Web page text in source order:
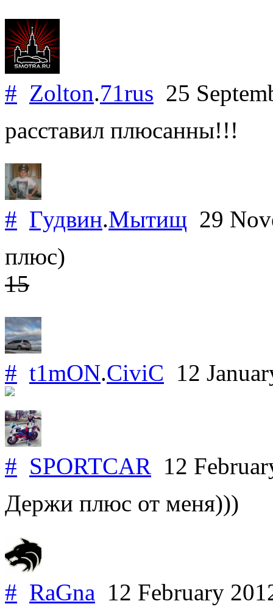
# Zolton.71rus 25
расставил плюсанны!!!
# Гудвин.Мытищ 29
плюс)
15
# t1mON.CiviC 12
# SPORTCAR 12
Держи плюс от меня)))
# RaGna 12 February